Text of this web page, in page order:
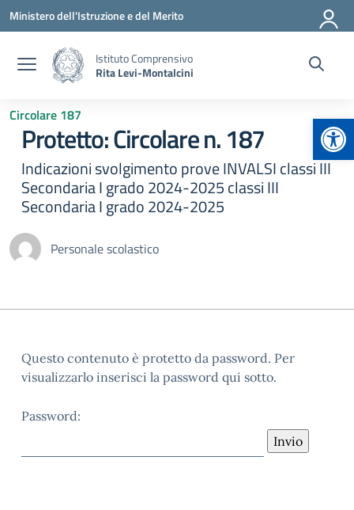
Vai ai contenuti
Vai al menu di navigazione
Vai al footer
Ministero dell'Istruzione e del Merito
Istituto Comprensivo
Rita Levi-Montalcini
Circolare 187
Protetto: Circolare n. 187
Indicazioni svolgimento prove INVALSI classi III
Secondaria I grado 2024-2025 classi III
Secondaria I grado 2024-2025
Personale scolastico
Questo contenuto è protetto da password. Per
visualizzarlo inserisci la password qui sotto.
Password: